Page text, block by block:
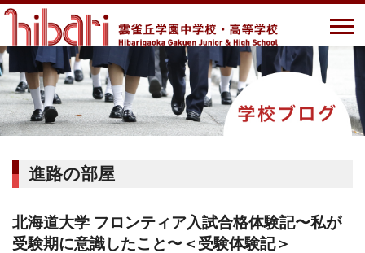
進路の部屋
北海道大学 フロンティア入試合格体験記〜私が
受験期に意識したこと〜＜受験体験記＞